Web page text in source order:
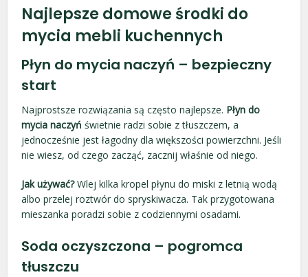
Najlepsze domowe środki do
mycia mebli kuchennych
Płyn do mycia naczyń – bezpieczny
start
Najprostsze rozwiązania są często najlepsze. Płyn do
mycia naczyń świetnie radzi sobie z tłuszczem, a
jednocześnie jest łagodny dla większości powierzchni. Jeśli
nie wiesz, od czego zacząć, zacznij właśnie od niego.
Jak używać?Wlej kilka kropel płynu do miski z letnią wodą
albo przelej roztwór do spryskiwacza. Tak przygotowana
mieszanka poradzi sobie z codziennymi osadami.
Soda oczyszczona – pogromca
tłuszczu